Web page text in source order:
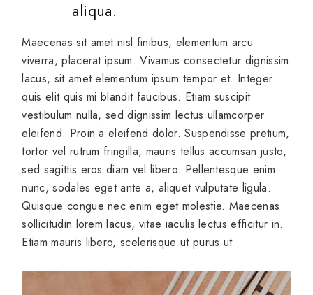
aliqua.
Maecenas sit amet nisl finibus, elementum arcu
viverra, placerat ipsum. Vivamus consectetur dignissim
lacus, sit amet elementum ipsum tempor et. Integer
quis elit quis mi blandit faucibus. Etiam suscipit
vestibulum nulla, sed dignissim lectus ullamcorper
eleifend. Proin a eleifend dolor. Suspendisse pretium,
tortor vel rutrum fringilla, mauris tellus accumsan justo,
sed sagittis eros diam vel libero. Pellentesque enim
nunc, sodales eget ante a, aliquet vulputate ligula.
Quisque congue nec enim eget molestie. Maecenas
sollicitudin lorem lacus, vitae iaculis lectus efficitur in.
Etiam mauris libero, scelerisque ut purus ut